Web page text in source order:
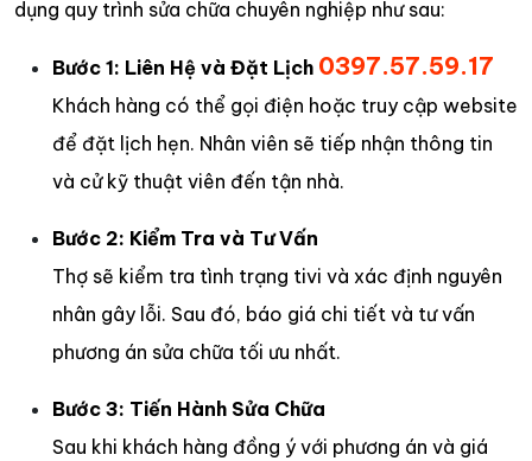
dụng quy trình sửa chữa chuyên nghiệp như sau:
Bước 1: Liên Hệ và Đặt Lịch 0397.57.59.17
Khách hàng có thể gọi điện hoặc truy cập website
để đặt lịch hẹn. Nhân viên sẽ tiếp nhận thông tin
và cử kỹ thuật viên đến tận nhà.
Bước 2: Kiểm Tra và Tư Vấn
Thợ sẽ kiểm tra tình trạng tivi và xác định nguyên
nhân gây lỗi. Sau đó, báo giá chi tiết và tư vấn
phương án sửa chữa tối ưu nhất.
Bước 3: Tiến Hành Sửa Chữa
Sau khi khách hàng đồng ý với phương án và giá